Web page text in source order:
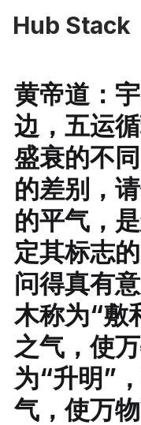
Hub Stack
黄帝道：
边，五运
盛衰的不
的差别，
的平气，
定其标志
问得真有
木称为“敷
之气，使
为“升明”
气，使万